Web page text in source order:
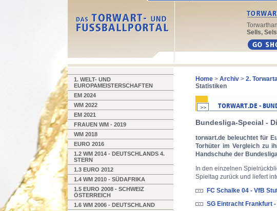
Sells,
1. WELT- UND
EUROPAMEISTERSCHAFTEN
EM 2024
WM 2022
EM 2021
FRAUEN WM - 2019
WM 2018
EURO 2016
1.2 WM 2014 - DEUTSCHLANDS 4.
STERN
1.3 EURO 2012
1.4 WM 2010 - SÜDAFRIKA
1.5 EURO 2008 - SCHWEIZ
ÖSTERREICH
1.6 WM 2006 - DEUTSCHLAND
Home > Archiv > 2.
Statistiken
Bundesliga-Special -
torwart.de beleuchtet für
Torhüter im Vergleich zu
Handschuhe der
In den einzelnen
Spieltag zurück und liefert
FC Schalke 04 - VfB
SG Eintracht Frankfurt